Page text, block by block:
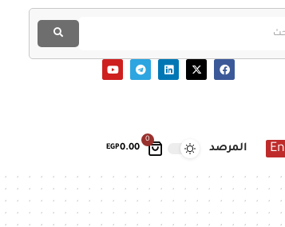
0
EGP0.00 En المرصد